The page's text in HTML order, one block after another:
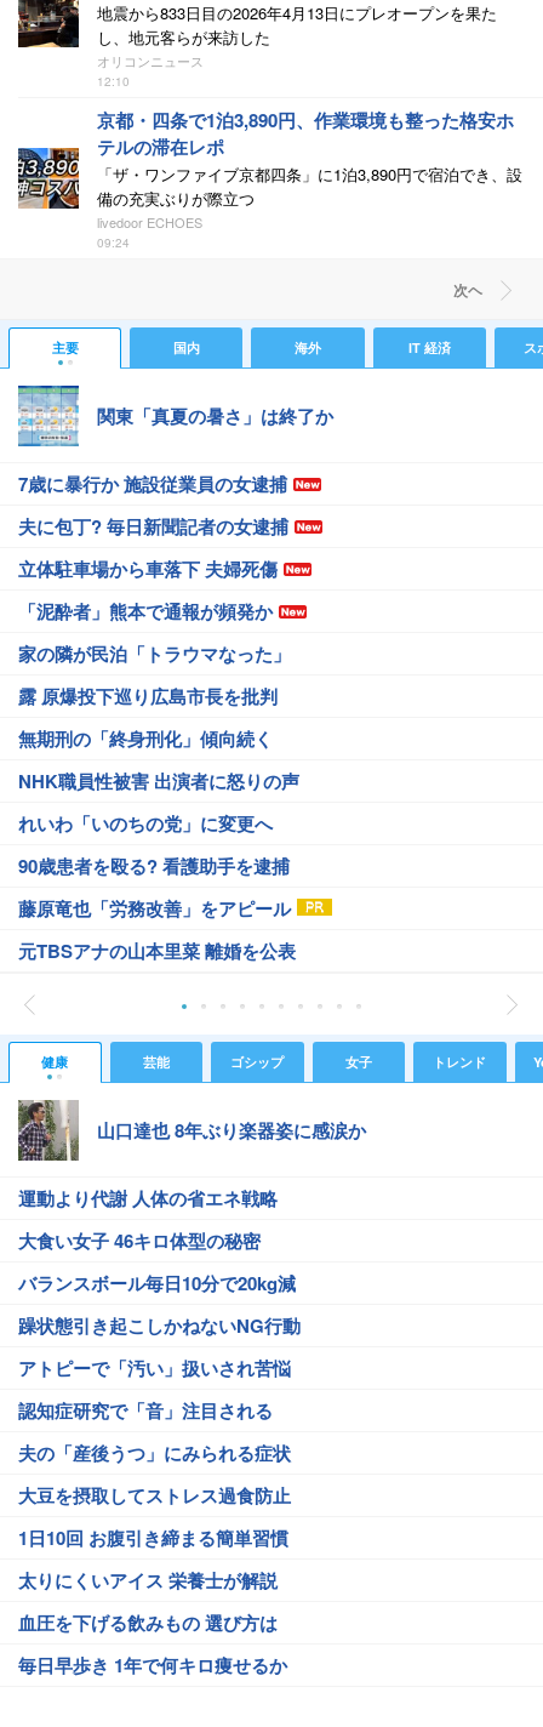
地震から833日目の2026年4月13日にプレオープンを果た
し、地元客らが来訪した
オリコンニュース
12:10
京都・四条で1泊3,890円、作業環境も整った格安ホ
テルの滞在レポ
「ザ・ワンファイブ京都四条」に1泊3,890円で宿泊でき、設
備の充実ぶりが際立つ
livedoor ECHOES
09:24
次ヘ
主要 国内 海外 IT 経済 ス
関東「真夏の暑さ」は終了か
7歳に暴行か 施設従業員の女逮捕
夫に包丁? 毎日新聞記者の女逮捕
立体駐車場から車落下 夫婦死傷
「泥酔者」熊本で通報が頻発か
家の隣が民泊「トラウマなった」
露 原爆投下巡り広島市長を批判
無期刑の「終身刑化」傾向続く
NHK職員性被害 出演者に怒りの声
れいわ「いのちの党」に変更へ
90歳患者を殴る? 看護助手を逮捕
藤原竜也「労務改善」をアピール
元TBSアナの山本里菜 離婚を公表
健康 芸能 ゴシップ 女子 トレンド
山口達也 8年ぶり楽器姿に感涙か
運動より代謝 人体の省エネ戦略
大食い女子 46キロ体型の秘密
バランスボール毎日10分で20kg減
躁状態引き起こしかねないNG行動
アトピーで「汚い」扱いされ苦悩
認知症研究で「音」注目される
夫の「産後うつ」にみられる症状
大豆を摂取してストレス過食防止
1日10回 お腹引き締まる簡単習慣
太りにくいアイス 栄養士が解説
血圧を下げる飲みもの 選び方は
毎日早歩き 1年で何キロ痩せるか